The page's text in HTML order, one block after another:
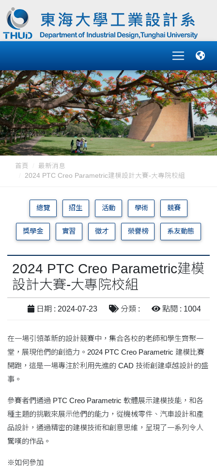
首頁
最新消息
2024 PTC Creo Parametric建模設計大賽-大專院校組
總覽 招生 活動 學術 競賽
獎學金 實習 徵才 榮譽榜 系友動態
2024 PTC Creo Parametric建模
設計大賽-大專院校組
日期 : 2024-07-23 分類 : 點閱 : 1004
在一場引領革新的設計競賽中，集合各校的老師和學生齊聚一
堂，展現他們的創造力。2024 PTC Creo Parametric 建模比賽
開跑，這是一場專注於利用先進的 CAD 技術創建卓越設計的盛
事。
參賽者們通過 PTC Creo Parametric 軟體展示建模技能，和各
種主題的挑戰來展示他們的能力，從機械零件、汽車設計和產
品設計，通過精密的建模技術和創意思維，呈現了一系列令人
驚嘆的作品。
※如何參加